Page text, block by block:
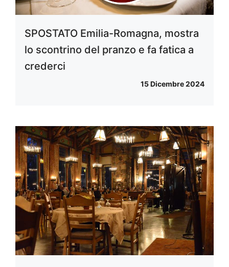
SPOSTATO Emilia-Romagna, mostra
lo scontrino del pranzo e fa fatica a
crederci
15 Dicembre 2024